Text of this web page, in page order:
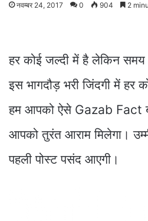
नवम्बर 24, 2017 0 904 2
हर कोई जल्दी में है लेकिन समय
इस भागदौड़ भरी जिंदगी में
हम आपको ऐसे Gazab Fact
आपको तुरंत आराम मिलेगा।
पहली पोस्ट पसंद आएगी।